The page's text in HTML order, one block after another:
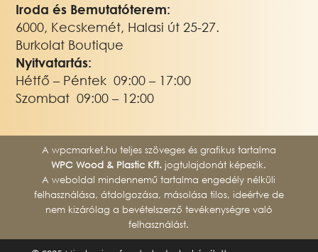
Iroda és Bemutatóterem:
6000, Kecskemét, Halasi út 25-27.
Burkolat Boutique
Nyitvatartás:
Hétfő – Péntek 09:00 – 17:00
Szombat 09:00 – 12:00
A wpcmarket.hu teljes szöveges és grafikus tartalma
WPC Wood & Plastic Kft. jogtulajdonát képezik.
A weboldal mindennemű tartalma engedély nélküli
felhasználása, átdolgozása, másolása tilos, ideértve de
nem kizárólag a bevételszerző tevékenységre való
felhasználást.